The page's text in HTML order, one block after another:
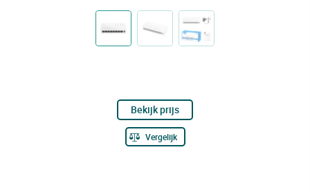
Bekijk prijs
Vergelijk